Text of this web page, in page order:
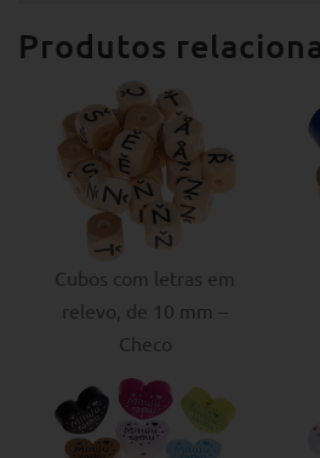
Produtos
Cubos com letras em
relevo, de 10 mm –
Checo